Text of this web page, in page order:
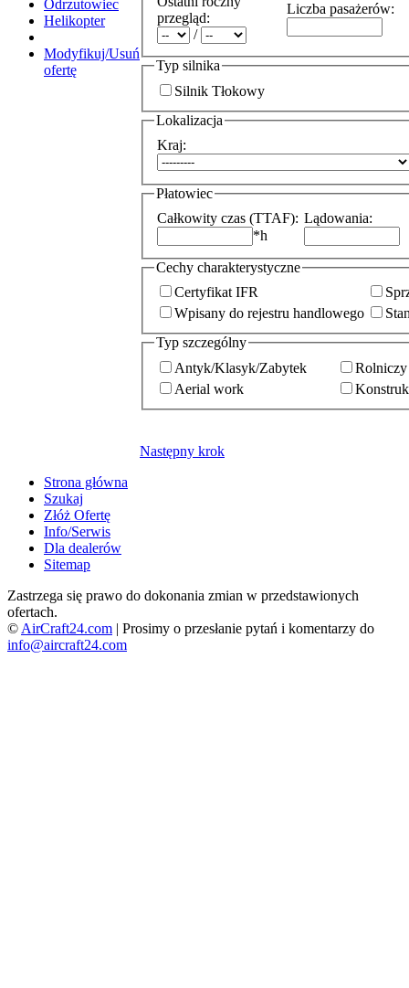
Odrzutowiec
Helikopter
Modyfikuj/Usuń
ofertę
przegląd:
/
Liczba pasażerów:
Typ silnika
Silnik Tłokowy
Lokalizacja
Kraj:
Płatowiec
Całkowity czas (TTAF):
*h
Lądowania:
Cechy charakterystyczne
Certyfikat IFR
Wpisany do rejestru handlowego
Typ szczególny
Antyk/Klasyk/Zabytek
Rolniczy
Aerial work
Następny krok
Strona główna
Szukaj
Złóż Ofertę
Info/Serwis
Dla dealerów
Sitemap
Zastrzega się prawo do dokonania zmian w przedstawionych
ofertach.
© AirCraft24.com | Prosimy o przesłanie pytań i komentarzy do
info@aircraft24.com